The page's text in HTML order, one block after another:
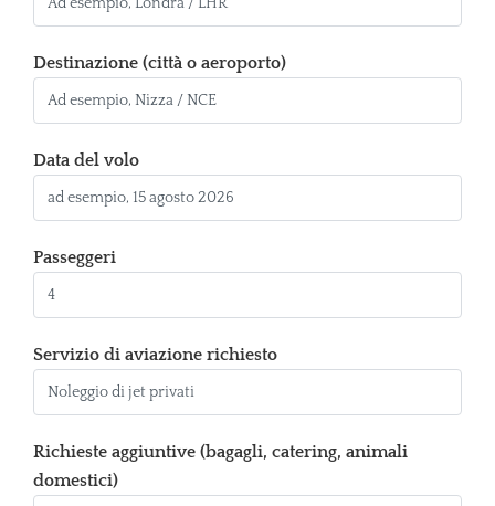
Destinazione (città o aeroporto)
Data del volo
Passeggeri
Servizio di aviazione richiesto
Richieste aggiuntive (bagagli, catering, animali
domestici)